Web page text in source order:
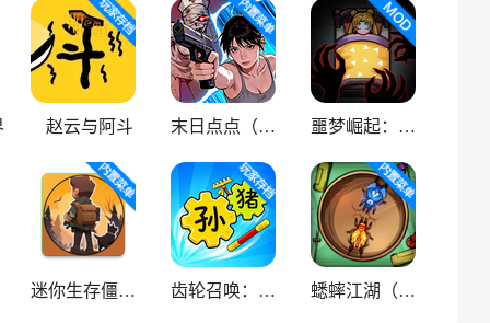
赵云与阿斗 末日点点（辅助菜单） 噩梦崛起：生存
迷你生存僵尸大战魔改版 齿轮召唤：汉字战争 蟋蟀江湖（中文辅助菜单）